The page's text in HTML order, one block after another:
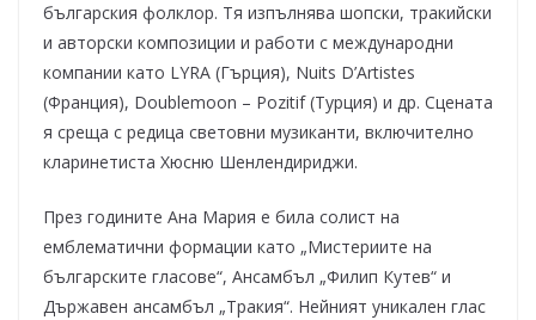
българския фолклор. Тя изпълнява шопски, тракийски
и авторски композиции и работи с международни
компании като LYRA (Гърция), Nuits D’Artistes
(Франция), Doublemoon – Pozitif (Турция) и др. Сцената
я среща с редица световни музиканти, включително
кларинетиста Хюсню Шенлендириджи.
През годините Ана Мария е била солист на
емблематични формации като „Мистериите на
българските гласове“, Ансамбъл „Филип Кутев“ и
Държавен ансамбъл „Тракия“. Нейният уникален глас